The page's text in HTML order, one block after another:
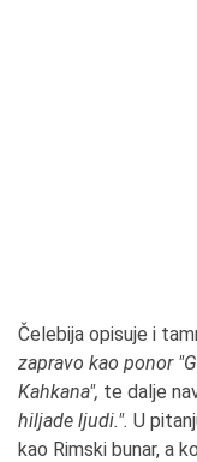
Čelebija opisuje i
zapravo kao ponor
Kahkana", te dalje
hiljade ljudi.". U
kao Rimski bunar, a